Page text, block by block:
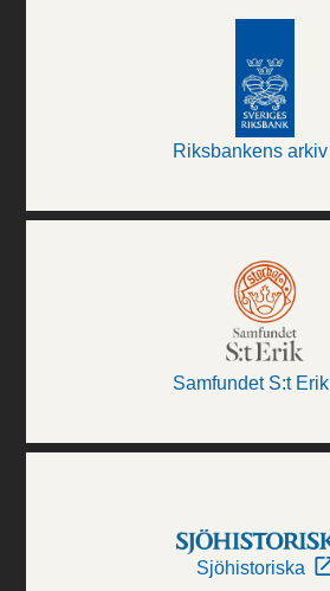
Riksbankens arkiv
Samfundet S:t Erik
Sjöhistoriska